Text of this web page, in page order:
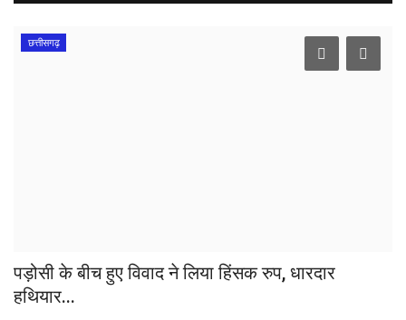
छत्तीसगढ़
पड़ोसी के बीच हुए विवाद ने लिया हिंसक रुप, धारदार
हथियार...